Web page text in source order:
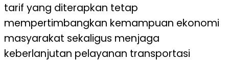
tarif yang diterapkan tetap
mempertimbangkan kemampuan ekonomi
masyarakat sekaligus menjaga
keberlanjutan pelayanan transportasi